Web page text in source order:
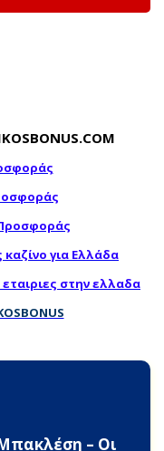
για Ελλάδα
στην ελλαδα
– Οι